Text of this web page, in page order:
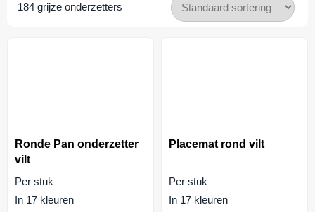
184 grijze onderzetters
Ronde Pan onderzetter
vilt
Per stuk
In 17 kleuren
Placemat rond vilt
Per stuk
In 17 kleuren